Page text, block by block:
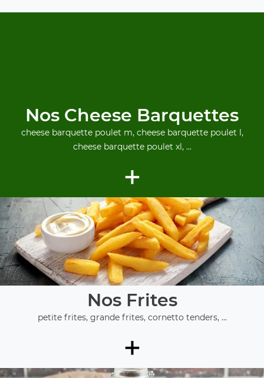
Nos Cheese Barquettes
cheese barquette poulet m, cheese barquette poulet l,
cheese barquette poulet xl, ...
+
Nos Frites
petite frites, grande frites, cornetto tenders, ...
+